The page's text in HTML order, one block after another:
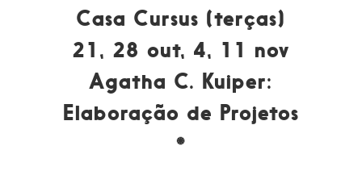
Casa Cursus (terças)
21, 28 out, 4, 11 nov
Agatha C. Kuiper:
Elaboração de Projetos
*